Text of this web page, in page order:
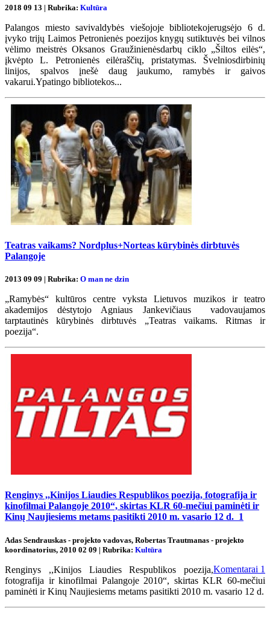
2018 09 13 | Rubrika: Kultūra
Palangos miesto savivaldybės viešojoje bibliotekojerugsėjo 6 d.
įvyko trijų Laimos Petronienės poezijos knygų sutiktuvės bei vilnos
vėlimo meistrės Oksanos Graužinienėsdarbų ciklo „Šiltos eilės“,
įkvėpto L. Petronienės eilėraščių, pristatymas. Švelniosdirbinių
linijos, spalvos įnešė daug jaukumo, ramybės ir gaivos
vakarui.Ypatingo bibliotekos...
Teatras vaikams? Nordplus+Norteas kūrybinės dirbtuvės
Palangoje
2013 09 09 | Rubrika: O man ne dzin
„Ramybės“ kultūros centre vyksta Lietuvos muzikos ir teatro
akademijos dėstytojo Agniaus Jankevičiaus vadovaujamos
tarptautinės kūrybinės dirbtuvės „Teatras vaikams. Ritmas ir
poezija“.
Renginys ,,Kinijos Liaudies Respublikos poezija, fotografija ir
kinofilmai Palangoje 2010“, skirtas KLR 60-mečiui paminėti ir
Kinų Naujiesiems metams pasitikti 2010 m. vasario 12 d. 1
Adas Sendrauskas - projekto vadovas, Robertas Trautmanas - projekto
koordinatorius, 2010 02 09 | Rubrika: Kultūra
Komentarai 1
Renginys ,,Kinijos Liaudies Respublikos poezija,
fotografija ir kinofilmai Palangoje 2010“, skirtas KLR 60-mečiui
paminėti ir Kinų Naujiesiems metams pasitikti 2010 m. vasario 12 d.